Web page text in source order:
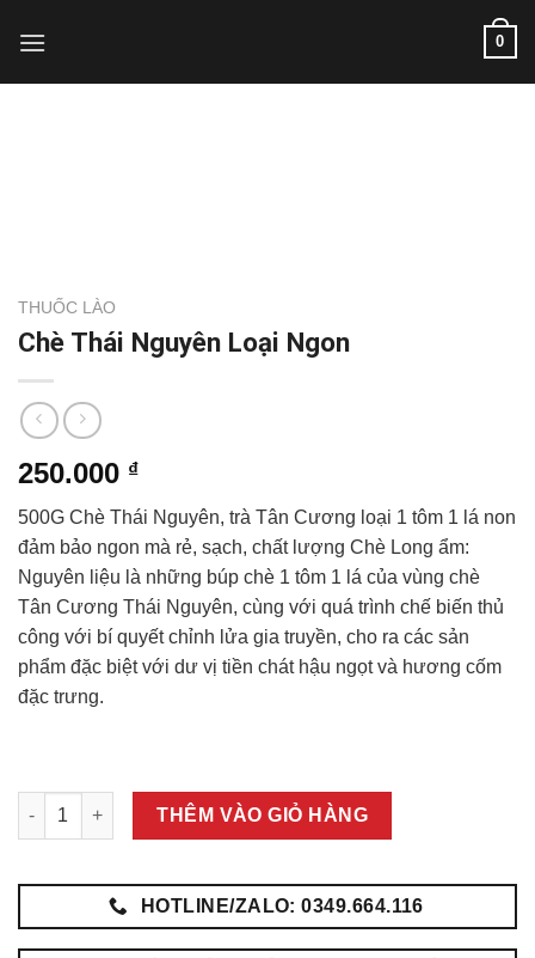
0
THUỐC LÀO
Chè Thái Nguyên Loại Ngon
250.000 ₫
500G Chè Thái Nguyên, trà Tân Cương loại 1 tôm 1 lá non
đảm bảo ngon mà rẻ, sạch, chất lượng Chè Long ẩm:
Nguyên liệu là những búp chè 1 tôm 1 lá của vùng chè
Tân Cương Thái Nguyên, cùng với quá trình chế biến thủ
công với bí quyết chỉnh lửa gia truyền, cho ra các sản
phẩm đặc biệt với dư vị tiền chát hậu ngọt và hương cốm
đặc trưng.
Chè Thái Nguyên Loại Ngon số lượng
THÊM VÀO GIỎ HÀNG
HOTLINE/ZALO: 0349.664.116